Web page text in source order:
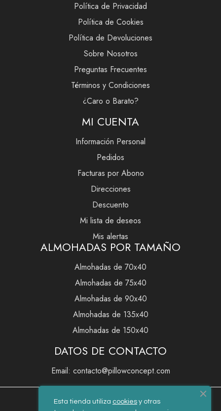
Política de Privacidad
Política de Cookies
Política de Devoluciones
Sobre Nosotros
Preguntas Frecuentes
Términos y Condiciones
¿Caro o Barato?
MI CUENTA
Información Personal
Pedidos
Facturas por Abono
Direcciones
Descuento
Mi lista de deseos
Mis alertas
ALMOHADAS POR TAMAÑO
Almohadas de 70x40
Almohadas de 75x40
Almohadas de 90x40
Almohadas de 135x40
Almohadas de 150x40
DATOS DE CONTACTO
Email: contacto@pillowconcept.com
Esta tienda utiliza cookies y otras